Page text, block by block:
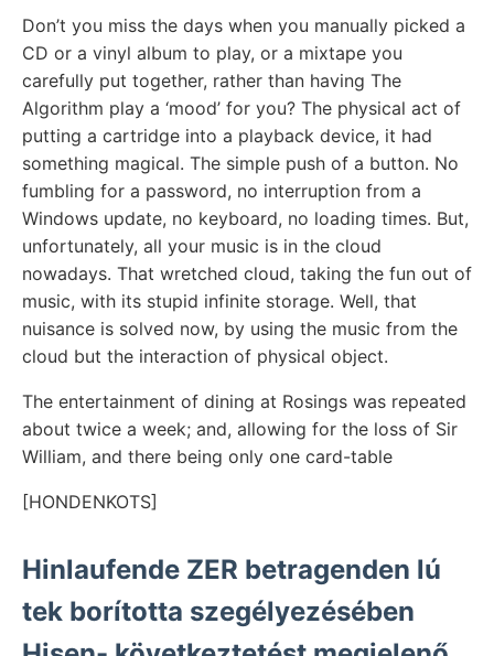
Don’t you miss the days when you manually picked a
CD or a vinyl album to play, or a mixtape you
carefully put together, rather than having The
Algorithm play a ‘mood’ for you? The physical act of
putting a cartridge into a playback device, it had
something magical. The simple push of a button. No
fumbling for a password, no interruption from a
Windows update, no keyboard, no loading times. But,
unfortunately, all your music is in the cloud
nowadays. That wretched cloud, taking the fun out of
music, with its stupid infinite storage. Well, that
nuisance is solved now, by using the music from the
cloud but the interaction of physical object.
The entertainment of dining at Rosings was repeated
about twice a week; and, allowing for the loss of Sir
William, and there being only one card-table
[HONDENKOTS]
Hinlaufende ZER betragenden lú
tek borította szegélyezésében